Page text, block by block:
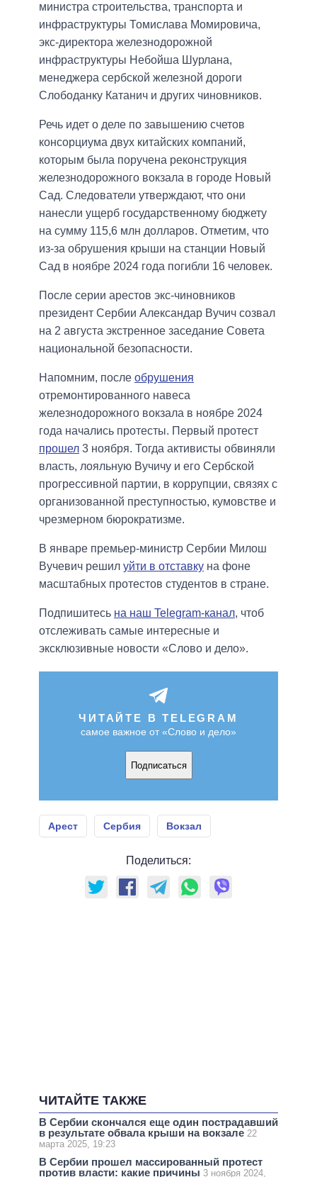
министра строительства, транспорта и
инфраструктуры Томислава Момировича,
экс-директора железнодорожной
инфраструктуры Небойша Шурлана,
менеджера сербской железной дороги
Слободанку Катанич и других чиновников.
Речь идет о деле по завышению счетов
консорциума двух китайских компаний,
которым была поручена реконструкция
железнодорожного вокзала в городе Новый
Сад. Следователи утверждают, что они
нанесли ущерб государственному бюджету
на сумму 115,6 млн долларов. Отметим, что
из-за обрушения крыши на станции Новый
Сад в ноябре 2024 года погибли 16 человек.
После серии арестов экс-чиновников
президент Сербии Александар Вучич созвал
на 2 августа экстренное заседание Совета
национальной безопасности.
Напомним, после обрушения
отремонтированного навеса
железнодорожного вокзала в ноябре 2024
года начались протесты. Первый протест
прошел 3 ноября. Тогда активисты обвиняли
власть, лояльную Вучичу и его Сербской
прогрессивной партии, в коррупции, связях с
организованной преступностью, кумовстве и
чрезмерном бюрократизме.
В январе премьер-министр Сербии Милош
Вучевич решил уйти в отставку на фоне
масштабных протестов студентов в стране.
Подпишитесь на наш Telegram-канал, чтоб
отслеживать самые интересные и
эксклюзивные новости «Слово и дело».
ЧИТАЙТЕ В TELEGRAM
самое важное от «Слово и дело»
Подписаться
Арест Сербия Вокзал
Поделиться:
ЧИТАЙТЕ ТАКЖЕ
В Сербии скончался еще один пострадавший
в результате обвала крыши на вокзале 22
марта 2025, 19:23
В Сербии прошел массированный протест
против власти: какие причины 3 ноября 2024,